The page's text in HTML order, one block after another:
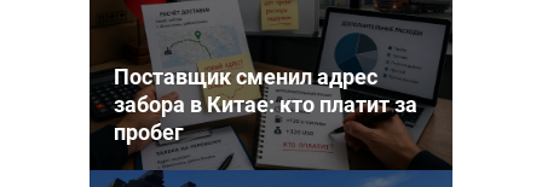
Поставщик сменил адрес
забора в Китае: кто платит за
пробег